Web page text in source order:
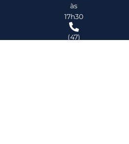
às
17h30
(47)